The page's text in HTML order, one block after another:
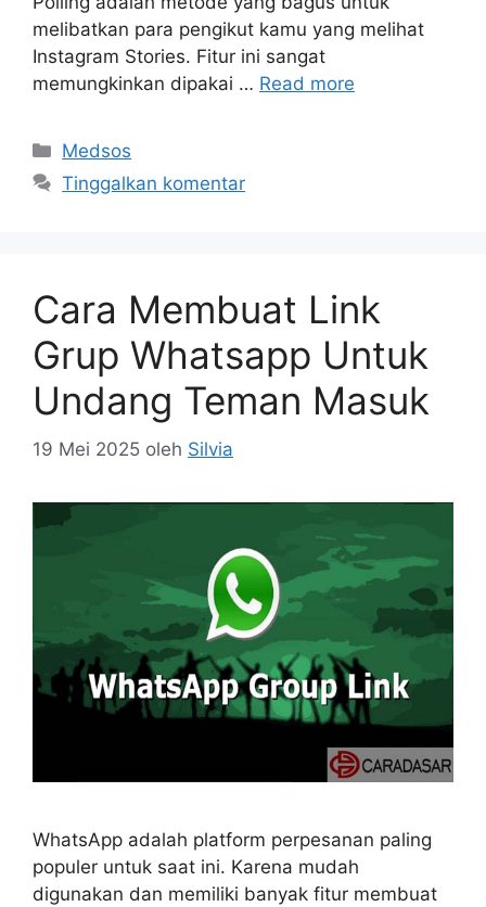
melibatkan para pengikut kamu yang melihat
Instagram Stories. Fitur ini sangat
memungkinkan dipakai … Read more
Kategori
Medsos
Tinggalkan komentar
Cara Membuat Link
Grup Whatsapp Untuk
Undang Teman Masuk
19 Mei 2025 oleh Silvia
WhatsApp adalah platform perpesanan paling
populer untuk saat ini. Karena mudah
digunakan dan memiliki banyak fitur membuat